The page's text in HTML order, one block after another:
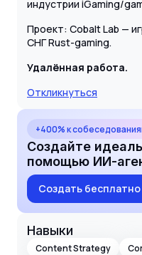
индустрии iGaming/
Проект: Cobalt Lab —
СНГ Rust-gaming.
Удалённая работа.
Откликнуться
+400% к
Создайте
помощью ИИ-
Создать бесплатно
Навыки
Content Strategy